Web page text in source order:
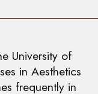
University of
in Aesthetics
frequently in